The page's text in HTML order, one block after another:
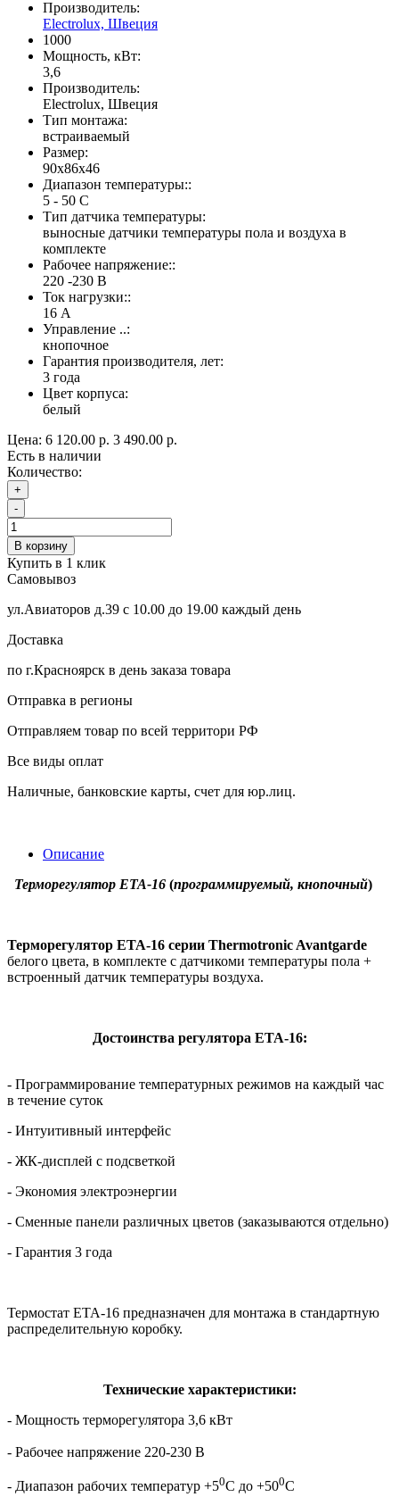
Производитель:
Electrolux, Швеция
1000
Мощность, кВт:
3,6
Производитель:
Electrolux, Швеция
Тип монтажа:
встраиваемый
Размер:
90х86х46
Диапазон температуры::
5 - 50 С
Тип датчика температуры:
выносные датчики температуры пола и воздуха в
комплекте
Рабочее напряжение::
220 -230 В
Ток нагрузки::
16 А
Управление ..:
кнопочное
Гарантия производителя, лет:
3 года
Цвет корпуса:
белый
Цена: 6 120.00 р. 3 490.00 р.
Есть в наличии
Количество:
+
-
В корзину
Купить в 1 клик
Самовывоз
ул.Авиаторов д.39 с 10.00 до 19.00 каждый день
Доставка
по г.Красноярск в день заказа товара
Отправка в регионы
Отправляем товар по всей территори РФ
Все виды оплат
Наличные, банковские карты, счет для юр.лиц.
Описание
Терморегулятор ETA-16 (программируемый, кнопочный)
Терморегулятор ETA-16 серии Thermotronic Avantgarde
белого цвета, в комплекте с датчикоми температуры пола +
встроенный датчик температуры воздуха.
Достоинства регулятора ETA-16:
- Программирование температурных режимов на каждый час
в течение суток
- Интуитивный интерфейс
- ЖК-дисплей с подсветкой
- Экономия электроэнергии
- Сменные панели различных цветов (заказываются отдельно)
- Гарантия 3 года
Термостат ETA-16 предназначен для монтажа в стандартную
распределительную коробку.
Технические характеристики:
- Мощность терморегулятора 3,6 кВт
- Рабочее напряжение 220-230 В
- Диапазон рабочих температур +50С до +500С